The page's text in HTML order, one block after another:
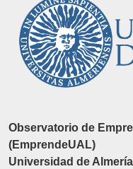
Observatorio de
(EmprendeUAL)
Universidad de Almería